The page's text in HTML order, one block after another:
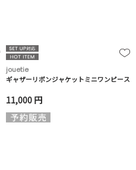
jouetie
ギャザーリボンジャケットミニワンピース
11,000 円